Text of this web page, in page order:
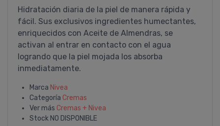
Hidratación diaria de la piel de manera rápida y
fácil. Sus exclusivos ingredientes humectantes,
enriquecidos con Aceite de Almendras, se
activan al entrar en contacto con el agua
logrando que la piel mojada los absorba
inmediatamente.
Marca Nivea
Categoría Cremas
Ver más Cremas + Nivea
Stock NO DISPONIBLE